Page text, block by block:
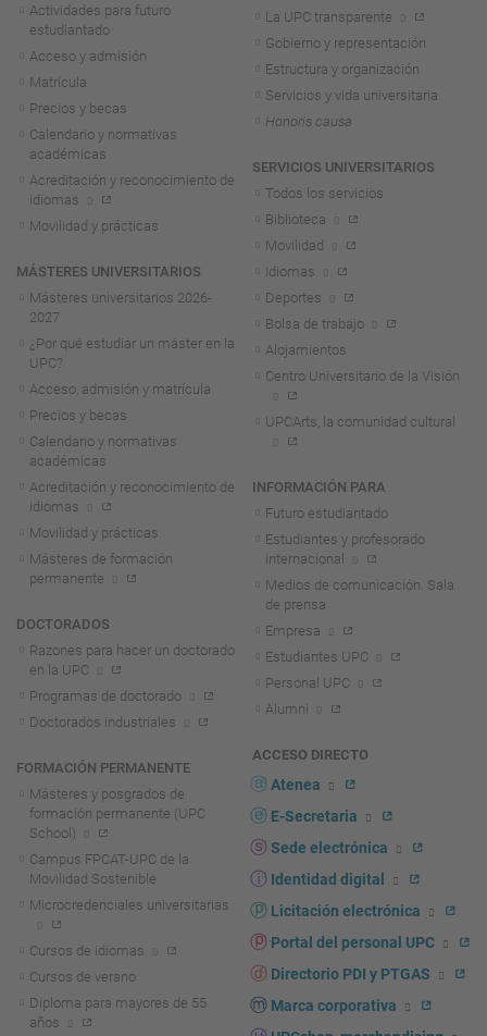
Actividades para futuro
estudiantado
Acceso y admisión
Matrícula
Precios y becas
Calendario y normativas
académicas
Acreditación y reconocimiento de
idiomas
Movilidad y prácticas
MÁSTERES UNIVERSITARIOS
Másteres universitarios 2026-
2027
¿Por qué estudiar un máster en la
UPC?
Acceso, admisión y matrícula
Precios y becas
Calendario y normativas
académicas
Acreditación y reconocimiento de
idiomas
Movilidad y prácticas
Másteres de formación
permanente
DOCTORADOS
Razones para hacer un doctorado
en la UPC
Programas de doctorado
Doctorados industriales
FORMACIÓN PERMANENTE
Másteres y posgrados de
formación permanente (UPC
School)
Campus FPCAT-UPC de la
Movilidad Sostenible
Microcredenciales universitarias
Cursos de idiomas
Cursos de verano
Diploma para mayores de 55
años
La UPC transparente
Gobierno y representación
Estructura y organización
Servicios y vida universitaria
Honoris causa
SERVICIOS UNIVERSITARIOS
Todos los servicios
Biblioteca
Movilidad
Idiomas
Deportes
Bolsa de trabajo
Alojamientos
Centro Universitario de la Visión
UPCArts, la comunidad cultural
INFORMACIÓN PARA
Futuro estudiantado
Estudiantes y profesorado
internacional
Medios de comunicación. Sala
de prensa
Empresa
Estudiantes UPC
Personal UPC
Alumni
ACCESO DIRECTO
Atenea
E-Secretaria
Sede electrónica
Identidad digital
Licitación electrónica
Portal del personal UPC
Directorio PDI y PTGAS
Marca corporativa